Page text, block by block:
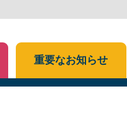
重要なお知らせ